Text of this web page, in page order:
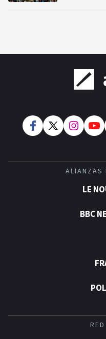
ALIANZAS
LE
BBC